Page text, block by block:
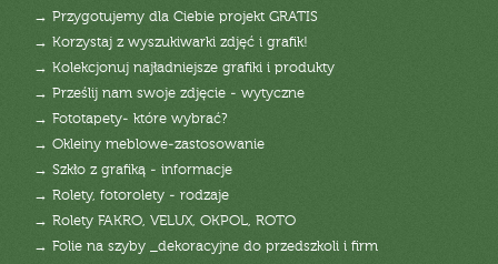
→ Przygotujemy dla Ciebie projekt GRATIS
→ Korzystaj z wyszukiwarki zdjęć i grafik!
→ Kolekcjonuj najładniejsze grafiki i produkty
→ Prześlij nam swoje zdjęcie - wytyczne
→ Fototapety- które wybrać?
→ Okleiny meblowe-zastosowanie
→ Szkło z grafiką - informacje
→ Rolety, fotorolety - rodzaje
→ Rolety FAKRO, VELUX, OKPOL, ROTO
→ Folie na szyby _dekoracyjne do przedszkoli i firm